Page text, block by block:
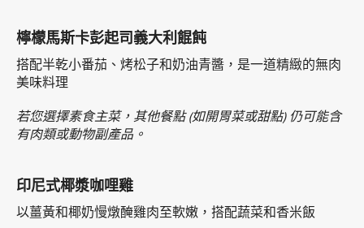
檸檬馬斯卡彭起司義大利餛飩
搭配半乾小番茄、烤松子和奶油青醬，是一道精緻的無肉
美味料理
若您選擇素食主菜，其他餐點 (如開胃菜或甜點) 仍可能含
有肉類或動物副產品。
印尼式椰漿咖哩雞
以薑黃和椰奶慢燉醃雞肉至軟嫩，搭配蔬菜和香米飯